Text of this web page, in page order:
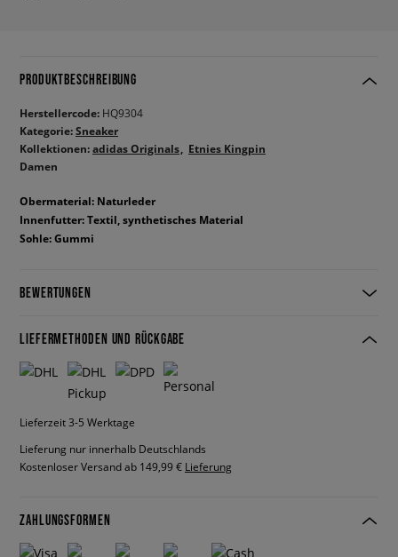
PRODUKTBESCHREIBUNG
Herstellercode: HQ9304
Kategorie:Sneaker
Kollektionen:adidas Originals
Etnies Kingpin
Damen
Obermaterial: Naturleder
Innenfutter: Textil, synthetisches Material
Sohle: Gummi
BEWERTUNGEN
LIEFERMETHODEN UND RÜCKGABE
Lieferzeit 3-5 Werktage
Lieferung nur innerhalb Deutschlands
Kostenloser Versand ab 149,99 € Lieferung
ZAHLUNGSFORMEN